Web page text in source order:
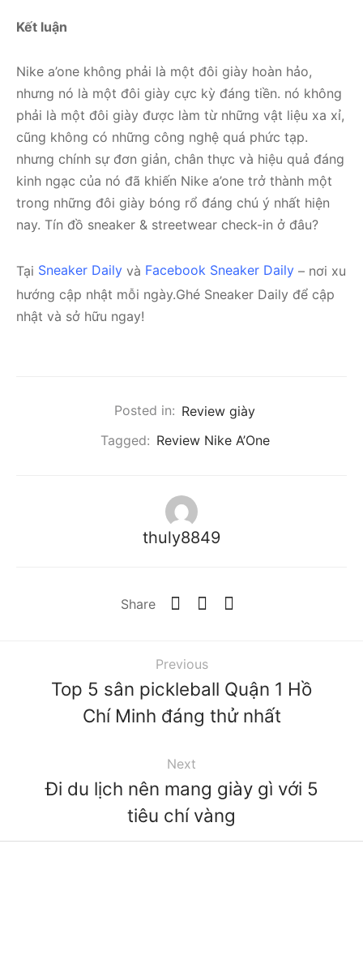
Kết luận
Nike a’one không phải là một đôi giày hoàn hảo,
nhưng nó là một đôi giày cực kỳ đáng tiền. nó không
phải là một đôi giày được làm từ những vật liệu xa xỉ,
cũng không có những công nghệ quá phức tạp.
nhưng chính sự đơn giản, chân thực và hiệu quả đáng
kinh ngạc của nó đã khiến Nike a’one trở thành một
trong những đôi giày bóng rổ đáng chú ý nhất hiện
nay. Tín đồ sneaker & streetwear check-in ở đâu?
Tại Sneaker Daily và Facebook Sneaker Daily – nơi xu
hướng cập nhật mỗi ngày.Ghé Sneaker Daily để cập
nhật và sở hữu ngay!
Posted in: Review giày
Tagged: Review Nike A’One
thuly8849
Share
Previous
Top 5 sân pickleball Quận 1 Hồ
Chí Minh đáng thử nhất
Next
Đi du lịch nên mang giày gì với 5
tiêu chí vàng